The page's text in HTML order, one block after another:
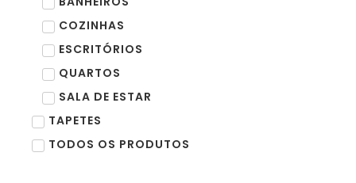
COZINHAS
ESCRITÓRIOS
QUARTOS
SALA DE ESTAR
TAPETES
TODOS OS PRODUTOS